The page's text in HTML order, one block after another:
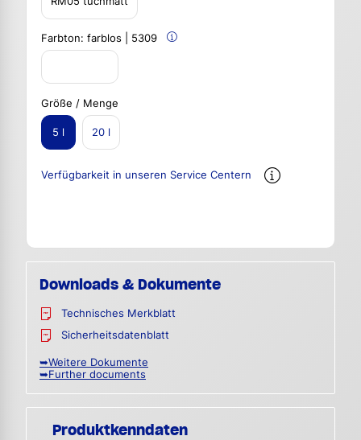
Farbton: farblos | 5309
Größe / Menge
5 l 20 l
Verfügbarkeit in unseren Service Centern
Downloads & Dokumente
Technisches Merkblatt
Sicherheitsdatenblatt
➥Weitere Dokumente
➥Further documents
Produktkenndaten